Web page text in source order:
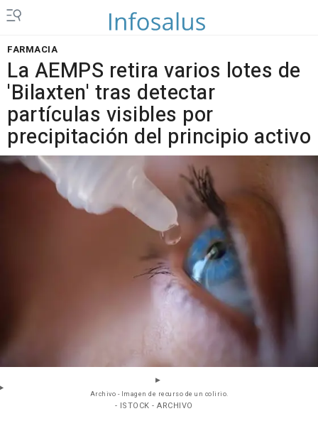
FARMACIA
La AEMPS retira varios lotes de
'Bilaxten' tras detectar
partículas visibles por
precipitación del principio activo
Archivo - Imagen de recurso de un colirio.
- ISTOCK - ARCHIVO